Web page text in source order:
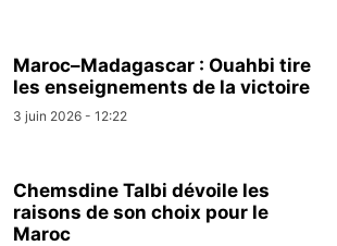
Maroc–Madagascar : Ouahbi tire
les enseignements de la victoire
3 juin 2026 - 12:22
Chemsdine Talbi dévoile les
raisons de son choix pour le
Maroc